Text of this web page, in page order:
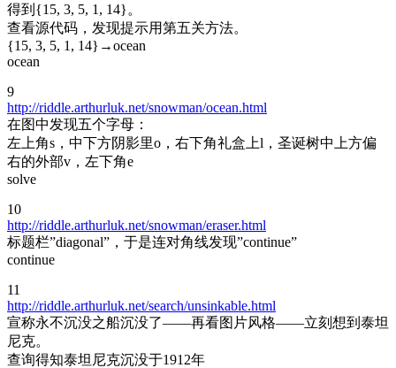
得到{15, 3, 5, 1, 14}。
查看源代码，发现提示用第五关方法。
{15, 3, 5, 1, 14}→ocean
ocean
9
http://riddle.arthurluk.net/snowman/ocean.html
在图中发现五个字母：
左上角s，中下方阴影里o，右下角礼盒上l，圣诞树中上方偏
右的外部v，左下角e
solve
10
http://riddle.arthurluk.net/snowman/eraser.html
标题栏”diagonal”，于是连对角线发现”continue”
continue
11
http://riddle.arthurluk.net/search/unsinkable.html
宣称永不沉没之船沉没了——再看图片风格——立刻想到泰坦
尼克。
查询得知泰坦尼克沉没于1912年